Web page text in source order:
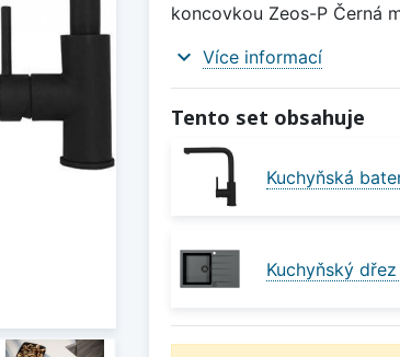
koncovkou Zeos-P Černá
expand_more Více informací
Tento set obsahuje
Kuchyňská
Kuchyňský